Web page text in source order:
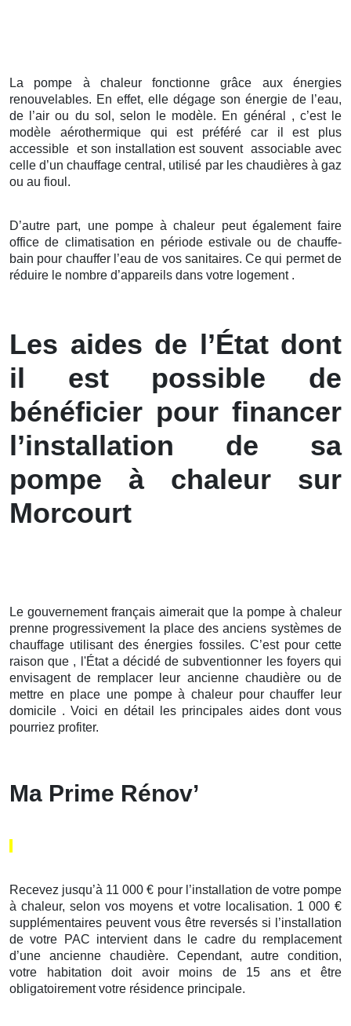
La pompe à chaleur fonctionne grâce aux énergies
renouvelables. En effet, elle dégage son énergie de l’eau,
de l’air ou du sol, selon le modèle. En général , c’est le
modèle aérothermique qui est préféré car il est plus
accessible et son installation est souvent associable avec
celle d’un chauffage central, utilisé par les chaudières à gaz
ou au fioul.
D’autre part, une pompe à chaleur peut également faire
office de climatisation en période estivale ou de chauffe-
bain pour chauffer l’eau de vos sanitaires. Ce qui permet de
réduire le nombre d’appareils dans votre logement .
Les aides de l’État dont
il est possible de
bénéficier pour financer
l’installation de sa
pompe à chaleur sur
Morcourt
Le gouvernement français aimerait que la pompe à chaleur
prenne progressivement la place des anciens systèmes de
chauffage utilisant des énergies fossiles. C’est pour cette
raison que , l'État a décidé de subventionner les foyers qui
envisagent de remplacer leur ancienne chaudière ou de
mettre en place une pompe à chaleur pour chauffer leur
domicile . Voici en détail les principales aides dont vous
pourriez profiter.
Ma Prime Rénov’
Recevez jusqu’à 11 000 € pour l’installation de votre pompe
à chaleur, selon vos moyens et votre localisation. 1 000 €
supplémentaires peuvent vous être reversés si l’installation
de votre PAC intervient dans le cadre du remplacement
d’une ancienne chaudière. Cependant, autre condition,
votre habitation doit avoir moins de 15 ans et être
obligatoirement votre résidence principale.